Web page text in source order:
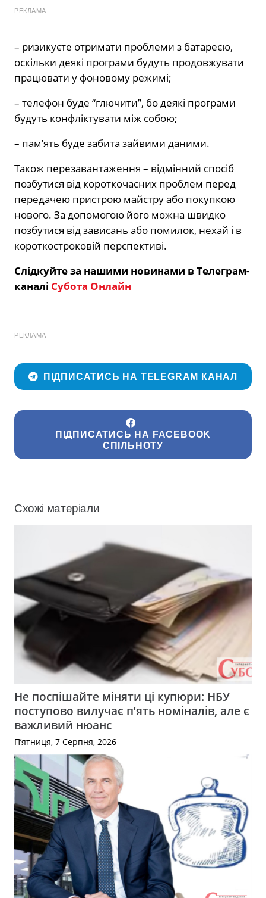
РЕКЛАМА
– ризикуєте отримати проблеми з батареєю,
оскільки деякі програми будуть продовжувати
працювати у фоновому режимі;
– телефон буде “глючити”, бо деякі програми
будуть конфліктувати між собою;
– пам’ять буде забита зайвими даними.
Також перезавантаження – відмінний спосіб
позбутися від короткочасних проблем перед
передачею пристрою майстру або покупкою
нового. За допомогою його можна швидко
позбутися від зависань або помилок, нехай і в
короткостроковій перспективі.
Слідкуйте за нашими новинами в Телеграм-
каналі Субота Онлайн
РЕКЛАМА
ПІДПИСАТИСЬ НА TELEGRAM КАНАЛ
ПІДПИСАТИСЬ НА FACEBOOK
СПІЛЬНОТУ
Схожі матеріали
Не поспішайте міняти ці купюри: НБУ
поступово вилучає п’ять номіналів, але є
важливий нюанс
П’ятниця, 7 Серпня, 2026